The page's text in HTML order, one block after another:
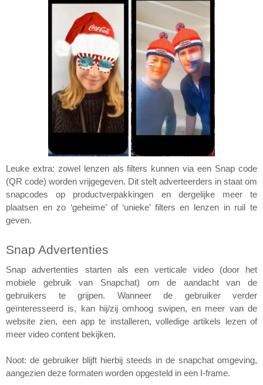
Leuke extra: zowel lenzen als filters kunnen via een Snap code
(QR code) worden vrijgegeven. Dit stelt adverteerders in staat om
snapcodes op productverpakkingen en dergelijke meer te
plaatsen en zo ‘geheime’ of ‘unieke’ filters en lenzen in ruil te
geven.
Snap Advertenties
Snap advertenties starten als een verticale video (door het
mobiele gebruik van Snapchat) om de aandacht van de
gebruikers te grijpen. Wanneer de gebruiker verder
geïnteresseerd is, kan hij/zij omhoog swipen, en meer van de
website zien, een app te installeren, volledige artikels lezen of
meer video content bekijken.
Noot: de gebruiker blijft hierbij steeds in de snapchat omgeving,
aangezien deze formaten worden opgesteld in een I-frame.